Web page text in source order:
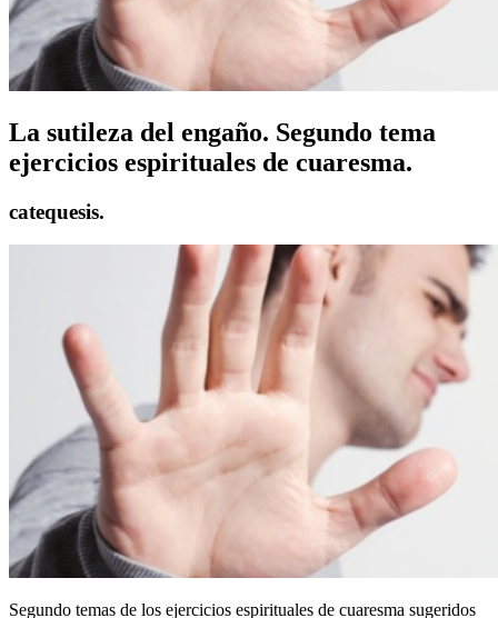
La sutileza del engaño. Segundo tema
ejercicios espirituales de cuaresma.
catequesis.
Segundo temas de los ejercicios espirituales de cuaresma sugeridos